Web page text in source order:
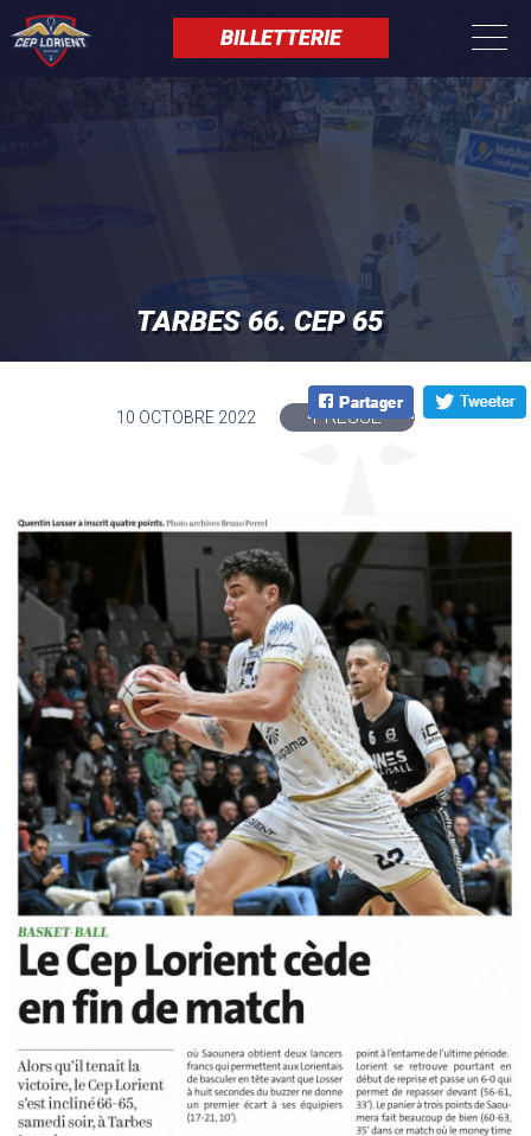
au
contenu
principal
BILLETTERIE
TARBES 66. CEP 65
10 OCTOBRE 2022 PRESSE
Panneau de gestion des cookies